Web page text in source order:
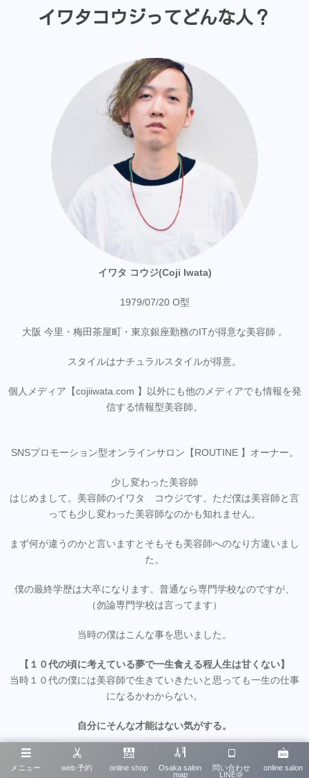
イワタコウジってどんな人？
イワタ コウジ(Coji Iwata)
1979/07/20 O型
大阪 今里・梅田茶屋町・東京銀座勤務のITが得意な美容師 。
スタイルはナチュラルスタイルが得意。
個人メディア【cojiiwata.com 】以外にも他のメディアでも情報を発
信する情報型美容師。
SNSプロモーション型オンラインサロン【ROUTINE 】オーナー。
少し変わった美容師
はじめまして。美容師のイワタ コウジです。ただ僕は美容師と言
っても少し変わった美容師なのかも知れません。
まず何が違うのかと言いますとそもそも美容師へのなり方違いまし
た。
僕の最終学歴は大卒になります。普通なら専門学校なのですが、
（勿論専門学校は言ってます）
当時の僕はこんな事を思いました。
【１０代の頃に考えている夢で一生食える程人生は甘くない】
当時１０代の僕には美容師で生きていきたいと思っても一生の仕事
になるかわからない。
自分にそんな才能はない気がする。
このように考えもしかしたら将来やりたい事は変わるかも知れな
い。
メニュー web 予約 online shop
Osaka salon
map
問い合わせ
LINE＠
online salon